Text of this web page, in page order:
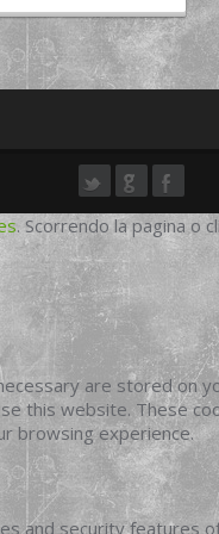
. Scorrendo la pagina o
are stored on
this website. These
browsing experience.
and security features